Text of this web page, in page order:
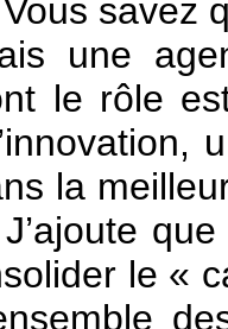
savez
une
le rôle
la
le «